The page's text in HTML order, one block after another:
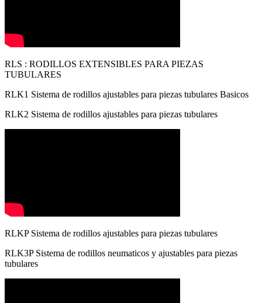
RLS : RODILLOS EXTENSIBLES PARA PIEZAS
TUBULARES
RLK1 Sistema de rodillos ajustables para piezas tubulares Basicos
RLK2 Sistema de rodillos ajustables para piezas tubulares
RLKP Sistema de rodillos ajustables para piezas tubulares
RLK3P Sistema de rodillos neumaticos y ajustables para piezas
tubulares